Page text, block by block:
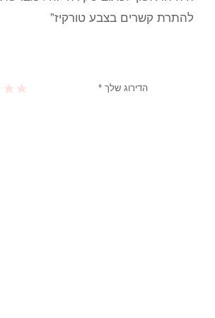
להתרת קשרים בצבע טורקיז”
הדירוג שלך * 1 מתוך 5 כוכבים